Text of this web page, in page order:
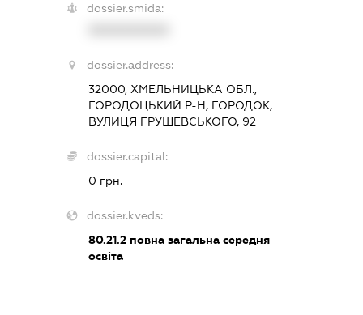
dossier.smida:
dossier.address:
32000, ХМЕЛЬНИЦЬКА ОБЛ.,
ГОРОДОЦЬКИЙ Р-Н, ГОРОДОК,
ВУЛИЦЯ ГРУШЕВСЬКОГО, 92
dossier.capital:
0 грн.
dossier.kveds:
80.21.2повна загальна середня
освіта